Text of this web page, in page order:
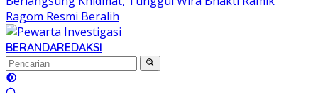
Ragom Resmi Beralih
BERANDAREDAKSI